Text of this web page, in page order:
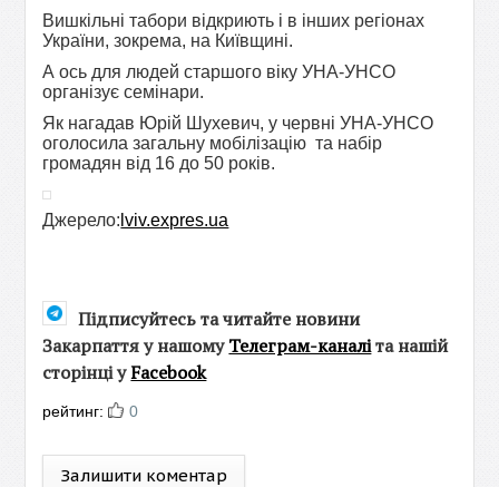
Вишкільні табори відкриють і в інших регіонах
України, зокрема, на Київщині.
А ось для людей старшого віку УНА-УНСО
організує семінари.
Як нагадав Юрій Шухевич, у червні УНА-УНСО
оголосила загальну мобілізацію та набір
громадян від 16 до 50 років.
Джерело: lviv.expres.ua
Підписуйтесь та читайте новини
Закарпаття у нашомуТелеграм-каналіта нашій
сторінці уFacebook
рейтинг: 0
Залишити коментар